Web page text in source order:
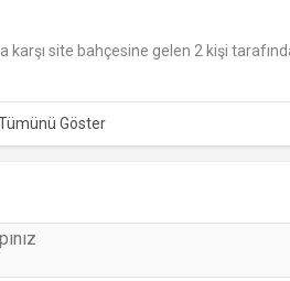
site bahçesine gelen 2 kişi